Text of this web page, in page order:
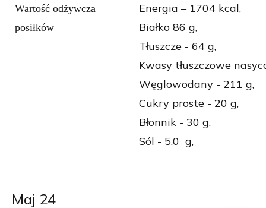
Wartość odżywcza
posiłków
Energia – 1704 kcal,
Białko 86 g,
Tłuszcze - 64 g,
Kwasy tłuszczowe
Węglowodany - 211 g,
Cukry proste - 20 g,
Błonnik - 30 g,
Sól - 5,0 g,
Maj 24